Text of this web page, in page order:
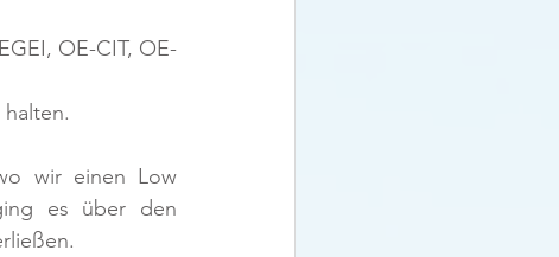
OE-CIT, OE-
wir einen Low
es über den